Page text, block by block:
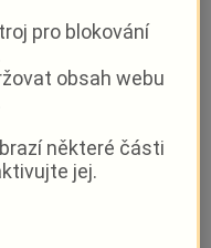
pro blokování
obsah webu
některé části
jej.